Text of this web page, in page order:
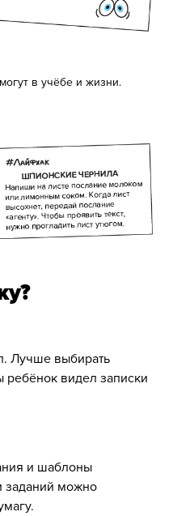
в учёбе и жизни.
Лучше выбирать
ребёнок видел записки
и шаблоны
заданий можно